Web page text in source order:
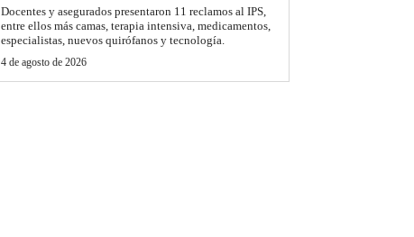
Docentes y asegurados presentaron 11 reclamos al IPS,
entre ellos más camas, terapia intensiva, medicamentos,
especialistas, nuevos quirófanos y tecnología.
4 de agosto de 2026